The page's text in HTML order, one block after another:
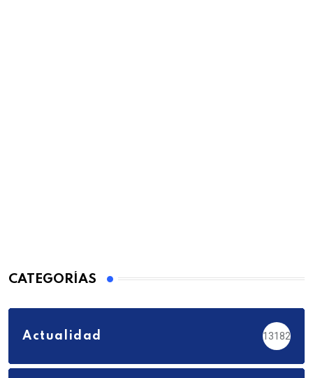
CATEGORÍAS
Actualidad 13182